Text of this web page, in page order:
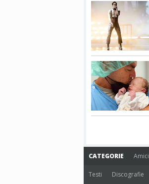
CATEGORIE Amici
Testi Discografie